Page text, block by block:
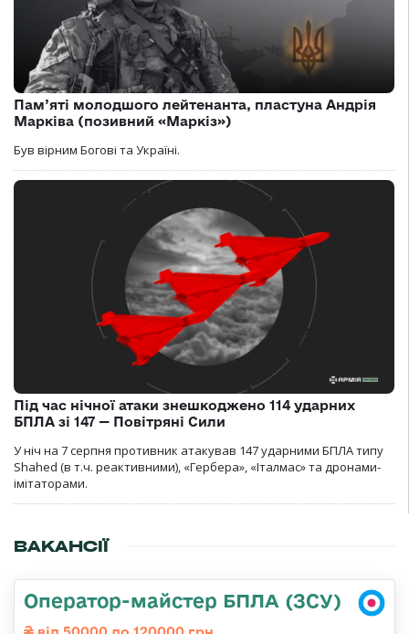
Пам’яті молодшого лейтенанта, пластуна Андрія
Марківа (позивний «Маркіз»)
Був вірним Богові та Україні.
Під час нічної атаки знешкоджено 114 ударних
БПЛА зі 147 — Повітряні Сили
У ніч на 7 серпня противник атакував 147 ударними БПЛА типу
Shahed (в т.ч. реактивними), «Гербера», «Італмас» та дронами-
імітаторами.
ВАКАНСІЇ
Оператор-майстер БПЛА (ЗСУ)